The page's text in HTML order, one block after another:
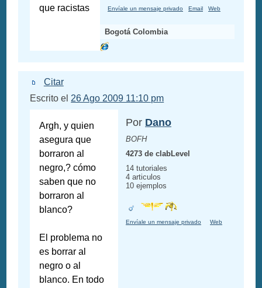
que racistas
Envíale un mensaje privado Email Web
Bogotá Colombia
Citar
Escrito el 26 Ago 2009 11:10 pm
Argh, y quien
asegura que
borraron al
negro,? cómo
saben que no
borraron al
blanco?
El problema no
es borrar al
negro o al
blanco. En todo
Por Dano
BOFH
4273 de clabLevel
14 tutoriales
4 articulos
10 ejemplos
Envíale un mensaje privado Web